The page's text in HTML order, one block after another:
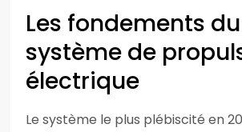
Les fondements du
système de
électrique
Le système le plus plébiscité en